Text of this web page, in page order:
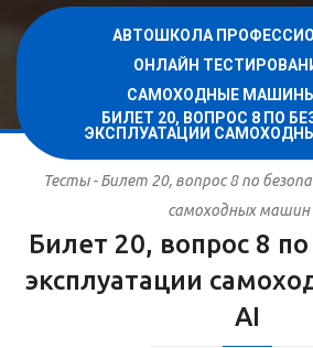
АВТОШКОЛА
ОНЛАЙН
САМОХОДНЫЕ МАШИНЫ
БИЛЕТ 20, ВОПРОС 8 ПО
ЭКСПЛУАТАЦИИ
Тесты - Билет 20, вопрос 8 по
самоходных машин
Билет 20, вопрос 8
эксплуатации
AI